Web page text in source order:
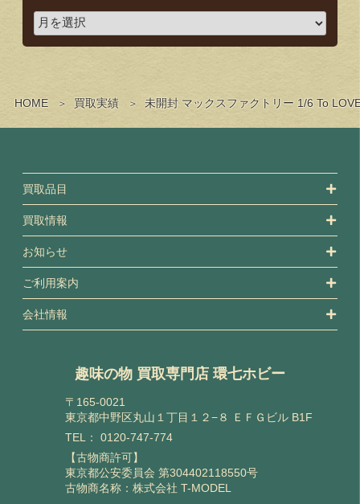
HOME 買取実績 未開封 マックスファクトリー 1/6 To
買取品目
買取情報
お知らせ
ご利用案内
会社情報
趣味の物 買取専門店 環七ホビー
〒165-0021
東京都中野区丸山１丁目１２−８ ＥＦＧビル B1F
TEL： 0120-747-774
【古物商許可】
東京都公安委員会 第304402118550号
古物商名称：株式会社 T-MODEL